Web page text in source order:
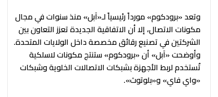
وتعد «برودكوم» مورداً رئيسياً لـ«آبل» منذ سنوات في مجال
مكونات الاتصال، إلا أن الاتفاقية الجديدة تعزز التعاون بين
الشركتين في تصنيع رقائق مخصصة داخل الولايات المتحدة.
وأوضحت «آبل» أن «برودكوم» ستنتج مكونات لاسلكية
تُستخدم لربط الأجهزة بشبكات الاتصالات الخلوية وشبكات
«واي فاي» و«بلوتوث».